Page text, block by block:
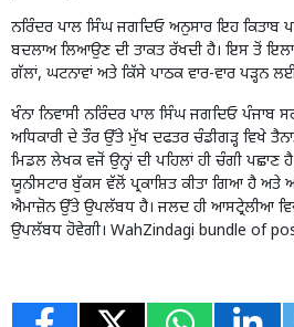
ਨਰਿੰਦਰ ਪਾਲ ਸਿੰਘ ਜਗਦਿਓ ਅਨੁਸਾਰ ਇਹ ਕਿਤਾਬ
ਬਦਲਾਅ ਲਿਆਉਣ ਦੀ ਤਾਕਤ ਰੱਖਦੀ ਹੈ। ਇਸ ਤੋਂ
ਗੱਲਾਂ, ਘਟਨਾਵਾਂ ਅਤੇ ਕਿੱਸੇ ਪਾਠਕ ਵਾਰ-ਵਾਰ ਪੜ੍ਹਨ
ਖੰਨਾ ਨਿਵਾਸੀ ਨਰਿੰਦਰ ਪਾਲ ਸਿੰਘ ਜਗਦਿਓ ਪੰਜਾਬ
ਅਧਿਕਾਰੀ ਦੇ ਤੌਰ ਉੱਤੇ ਮੁੱਖ ਦਫਤਰ ਚੰਡੀਗੜ੍ਹ ਵਿਖੇ
ਮਿਡਲ ਲੇਖਕ ਵਜੋਂ ਉਨ੍ਹਾਂ ਦੀ ਪਹਿਲਾਂ ਹੀ ਚੰਗੀ ਪਛਾਣ
ਯੂਨੀਸਟਾਰ ਬੁੱਕਸ ਵੱਲੋਂ ਪ੍ਰਕਾਸ਼ਿਤ ਕੀਤਾ ਗਿਆ ਹੈ ਅਤੇ
ਐਮਾਜ਼ੋਨ ਉੱਤੇ ਉਪਲੱਬਧ ਹੈ। ਜਲਦ ਹੀ ਆਸਟ੍ਰੇਲੀਆ
ਉਪਲੱਬਧ ਹੋਵੇਗੀ। WahZindagi bundle of